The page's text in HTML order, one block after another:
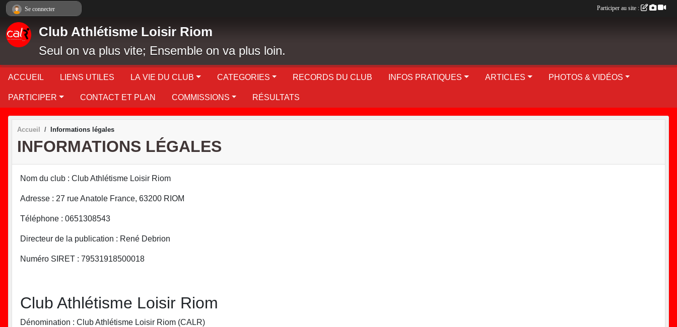
Club Athlétisme Loisir Riom
Seul on va plus vite; Ensemble on va plus loin.
ACCUEIL LIENS UTILES LA VIE DU CLUB CATEGORIES RECORDS DU CLUB INFOS PRATIQUES ARTICLES PHOTOS & VIDÉOS
PARTICIPER CONTACT ET PLAN COMMISSIONS RÉSULTATS
Accueil Informations légales
INFORMATIONS LÉGALES
Nom du club : Club Athlétisme Loisir Riom
Adresse : 27 rue Anatole France, 63200 RIOM
Téléphone : 0651308543
Directeur de la publication : René Debrion
Numéro SIRET : 79531918500018
Club Athlétisme Loisir Riom
Dénomination : Club Athlétisme Loisir Riom (CALR)
Se connecter Participer au site :
Panneau de gestion des cookies